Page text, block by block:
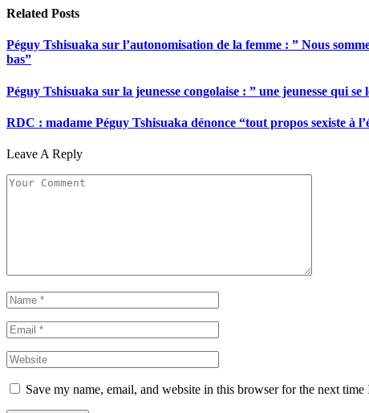
Related Posts
Péguy Tshisuaka sur l’autonomisation de la femme : ” Nous
bas”
Péguy Tshisuaka sur la jeunesse congolaise : ” une jeunesse qui
RDC : madame Péguy Tshisuaka dénonce “tout propos sexiste à
Leave A Reply
Save my name, email, and website in this browser for the next time